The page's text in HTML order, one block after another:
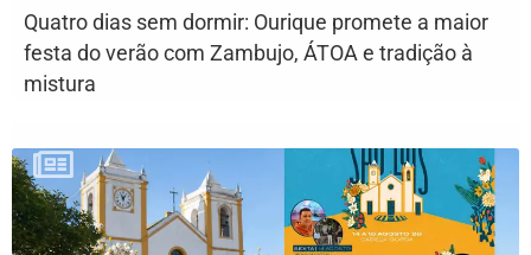
Quatro dias sem dormir: Ourique promete a maior
festa do verão com Zambujo, ÁTOA e tradição à
mistura